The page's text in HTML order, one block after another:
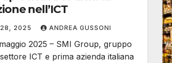
nell’ICT
28, 2025 ANDREA GUSSONI
2025 – SMI Group, gruppo
ICT e prima azienda italiana